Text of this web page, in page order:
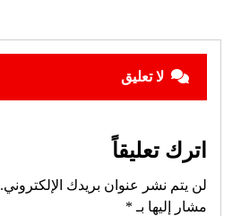
لا تعليق
اترك تعليقاً
لن يتم نشر عنوان بريدك الإلكتروني.
مشار إليها بـ *